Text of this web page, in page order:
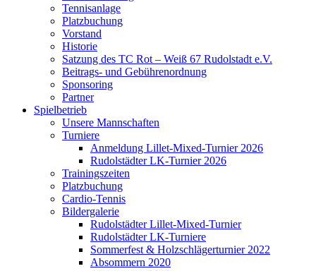
Tennisanlage
Platzbuchung
Vorstand
Historie
Satzung des TC Rot – Weiß 67 Rudolstadt e.V.
Beitrags- und Gebührenordnung
Sponsoring
Partner
Spielbetrieb
Unsere Mannschaften
Turniere
Anmeldung Lillet-Mixed-Turnier 2026
Rudolstädter LK-Turnier 2026
Trainingszeiten
Platzbuchung
Cardio-Tennis
Bildergalerie
Rudolstädter Lillet-Mixed-Turnier
Rudolstädter LK-Turniere
Sommerfest & Holzschlägerturnier 2022
Absommern 2020